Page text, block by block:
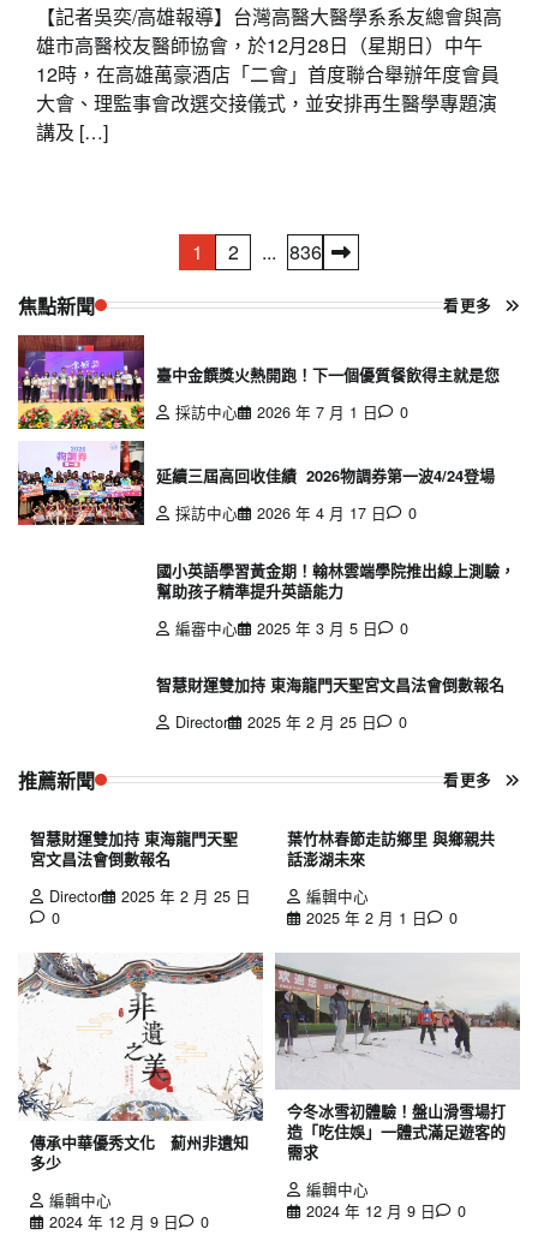
【記者吳奕/高雄報導】台灣高醫大醫學系系友總會與高
雄市高醫校友醫師協會，於12月28日（星期日）中午
12時，在高雄萬豪酒店「二會」首度聯合舉辦年度會員
大會、理監事會改選交接儀式，並安排再生醫學專題演
講及 […]
章
分
頁
1 2 ... 836
焦點新聞
看更多
臺中金饌獎火熱開跑！下一個優質餐飲得主就是您
採訪中心
2026 年 7 月 1 日 0
延續三屆高回收佳績 2026物調券第一波4/24登場
採訪中心
2026 年 4 月 17 日 0
國小英語學習黃金期！翰林雲端學院推出線上測驗，
幫助孩子精準提升英語能力
編審中心
2025 年 3 月 5 日 0
智慧財運雙加持 東海龍門天聖宮文昌法會倒數報名
Director
2025 年 2 月 25 日 0
推薦新聞 看更多
智慧財運雙加持 東海龍門天聖
宮文昌法會倒數報名
Director
2025 年 2 月 25 日
0
葉竹林春節走訪鄉里 與鄉親共
話澎湖未來
編輯中心
2025 年 2 月 1 日
0
傳承中華優秀文化 薊州非遺知
多少
編輯中心
2024 年 12 月 9 日
0
今冬冰雪初體驗！盤山滑雪場打
造「吃住娛」一體式滿足遊客的
需求
編輯中心
2024 年 12 月 9 日
0